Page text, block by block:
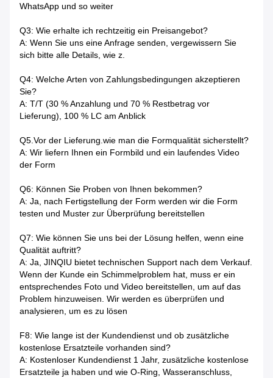
WhatsApp und so weiter
Q3: Wie erhalte ich rechtzeitig ein Preisangebot?
A: Wenn Sie uns eine Anfrage senden, vergewissern Sie
sich bitte alle Details, wie z.
Q4: Welche Arten von Zahlungsbedingungen akzeptieren
Sie?
A: T/T (30 % Anzahlung und 70 % Restbetrag vor
Lieferung), 100 % LC am Anblick
Q5.Vor der Lieferung.wie man die Formqualität sicherstellt?
A: Wir liefern Ihnen ein Formbild und ein laufendes Video
der Form
Q6: Können Sie Proben von Ihnen bekommen?
A: Ja, nach Fertigstellung der Form werden wir die Form
testen und Muster zur Überprüfung bereitstellen
Q7: Wie können Sie uns bei der Lösung helfen, wenn eine
Qualität auftritt?
A: Ja, JINQIU bietet technischen Support nach dem Verkauf.
Wenn der Kunde ein Schimmelproblem hat, muss er ein
entsprechendes Foto und Video bereitstellen, um auf das
Problem hinzuweisen. Wir werden es überprüfen und
analysieren, um es zu lösen
F8: Wie lange ist der Kundendienst und ob zusätzliche
kostenlose Ersatzteile vorhanden sind?
A: Kostenloser Kundendienst 1 Jahr, zusätzliche kostenlose
Ersatzteile ja haben und wie O-Ring, Wasseranschluss,